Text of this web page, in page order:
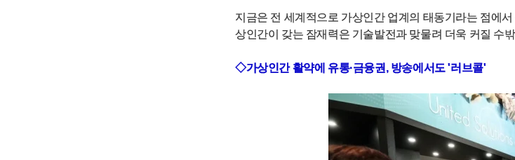
지금은 전 세계적으로 가상인간 업계의 태동기라는 점에
상인간이 갖는 잠재력은 기술발전과 맞물려 더욱 커질 수
◇가상인간 활약에 유통·금융권, 방송에서도 '러브콜'